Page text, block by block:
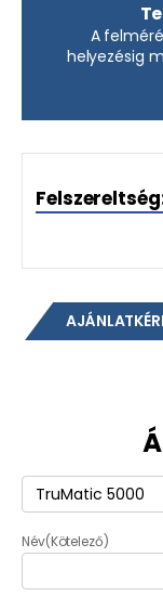
A
helyezésig
Termék(Kötelező)
Név(Kötelező)